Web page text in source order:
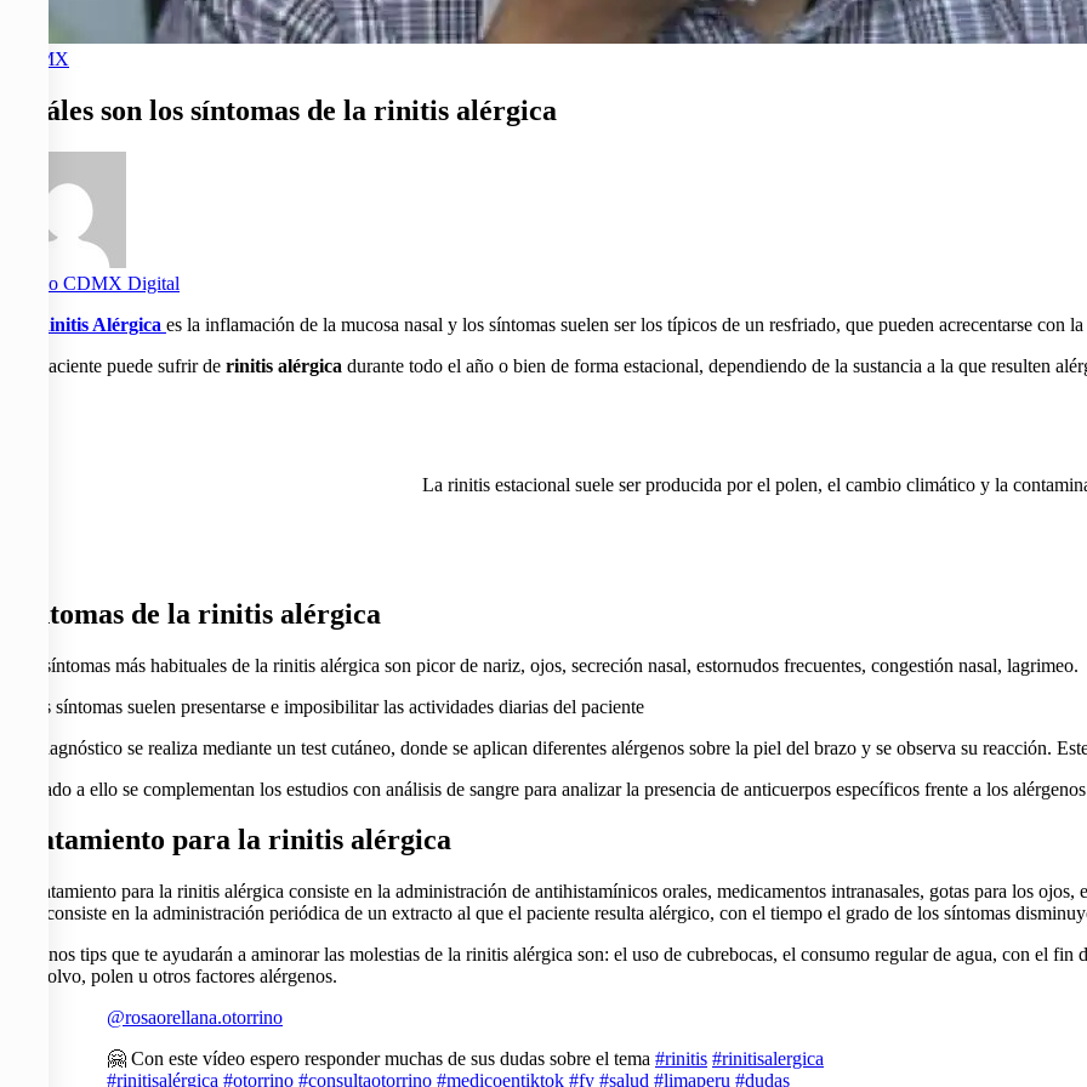
CDMX
Cuáles son los síntomas de la rinitis alérgica
Diario CDMX Digital
Rinitis Alérgica es la inflamación de la mucosa nasal y los síntomas suelen ser los típicos de un resfriado, que pueden acrecentarse con
Un paciente puede sufrir de rinitis alérgica durante todo el año o bien de forma estacional, dependiendo de la sustancia a la que resulten
La rinitis estacional suele ser producida por el polen, el cambio climático y la
Síntomas de la rinitis alérgica
Los síntomas más habituales de la rinitis alérgica son picor de nariz, ojos, secreción nasal, estornudos frecuentes, congestión nasal, lagrimeo.
Estos síntomas suelen presentarse e imposibilitar las actividades diarias del paciente
Su diagnóstico se realiza mediante un test cutáneo, donde se aplican diferentes alérgenos sobre la piel del brazo y se observa su reacción.
Aunado a ello se complementan los estudios con análisis de sangre para analizar la presencia de anticuerpos específicos frente a los
Tratamiento para la rinitis alérgica
El tratamiento para la rinitis alérgica consiste en la administración de antihistamínicos orales, medicamentos intranasales, gotas para los
cual consiste en la administración periódica de un extracto al que el paciente resulta alérgico, con el tiempo el grado de los síntomas
Algunos tips que te ayudarán a aminorar las molestias de la rinitis alérgica son: el uso de cubrebocas, el consumo regular de agua, con el
del polvo, polen u otros factores alérgenos.
@rosaorellana.otorrino
🤗 Con este vídeo espero responder muchas de sus dudas sobre el tema #rinitis #rinitisalergica
#rinitisalérgica #otorrino #consultaotorrino #medicoentiktok #fy #salud #limaperu #dudas